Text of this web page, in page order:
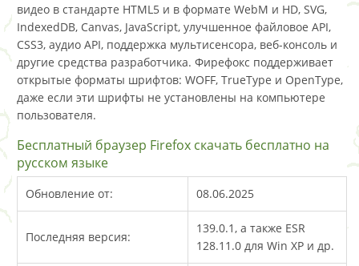
видео в стандарте HTML5 и в формате WebM и HD, SVG,
IndexedDB, Canvas, JavaScript, улучшенное файловое API,
CSS3, аудио API, поддержка мультисенсора, веб-консоль и
другие средства разработчика. Фирефокс поддерживает
открытые форматы шрифтов: WOFF, TrueType и OpenType,
даже если эти шрифты не установлены на компьютере
пользователя.
Бесплатный браузер Firefox скачать бесплатно на
русском языке
Обновление от: 08.06.2025
Последняя версия:
139.0.1, а также ESR
128.11.0 для Win XP и др.